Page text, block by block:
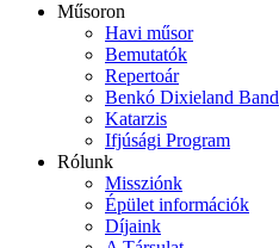
Műsoron
Havi műsor
Bemutatók
Repertoár
Benkó Dixieland Band
Katarzis
Ifjúsági Program
Rólunk
Missziónk
Épület információk
Díjaink